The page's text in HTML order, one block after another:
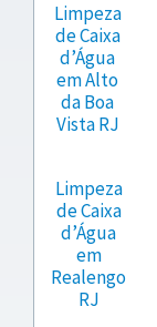
Limpeza
de Caixa
d’Água
em Alto
da Boa
Vista RJ
Limpeza
de Caixa
d’Água
em
Realengo
RJ